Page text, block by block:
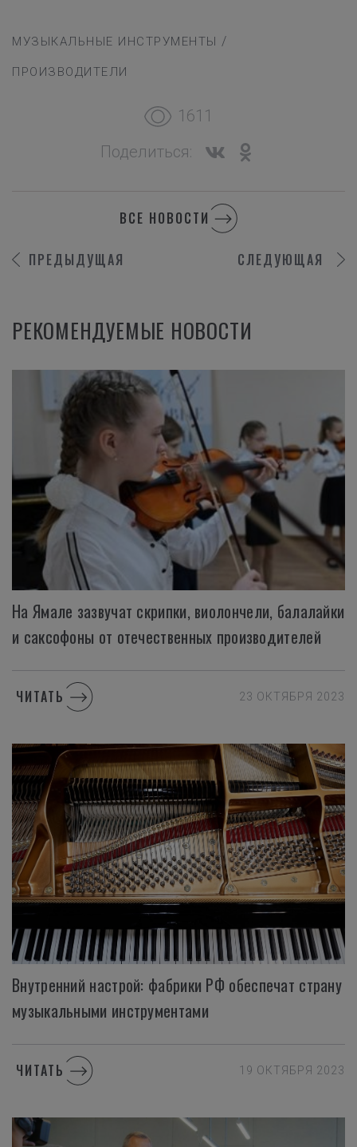
МУЗЫКАЛЬНЫЕ ИНСТРУМЕНТЫ /
ПРОИЗВОДИТЕЛИ
1611
Поделиться:
ПРЕДЫДУЩАЯ
ВСЕ НОВОСТИ
СЛЕДУЮЩАЯ
РЕКОМЕНДУЕМЫЕ НОВОСТИ
На Ямале зазвучат скрипки, виолончели, балалайки
и саксофоны от отечественных производителей
ЧИТАТЬ 23 ОКТЯБРЯ 2023
Внутренний настрой: фабрики РФ обеспечат страну
музыкальными инструментами
ЧИТАТЬ 19 ОКТЯБРЯ 2023